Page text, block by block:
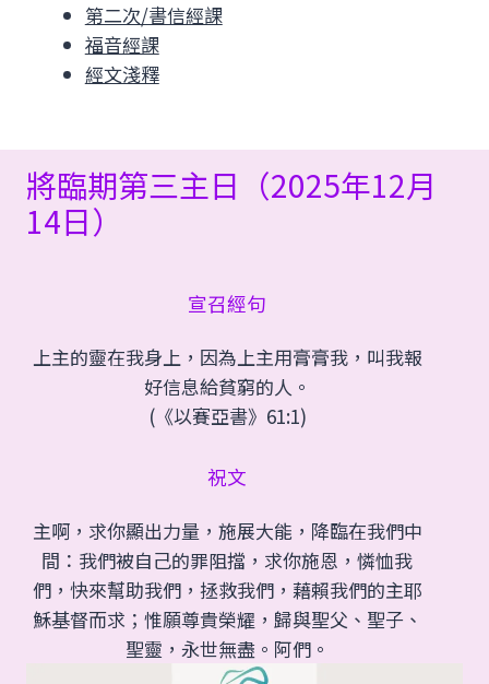
第二次/書信經課
福音經課
經文淺釋
將臨期第三主日（2025年12月
14日）
宣召經句
上主的靈在我身上，因為上主用膏膏我，叫我報
好信息給貧窮的人。
(《以賽亞書》61:1)
祝文
主啊，求你顯出力量，施展大能，降臨在我們中
間：我們被自己的罪阻擋，求你施恩，憐恤我
們，快來幫助我們，拯救我們，藉賴我們的主耶
穌基督而求；惟願尊貴榮耀，歸與聖父、聖子、
聖靈，永世無盡。阿們。